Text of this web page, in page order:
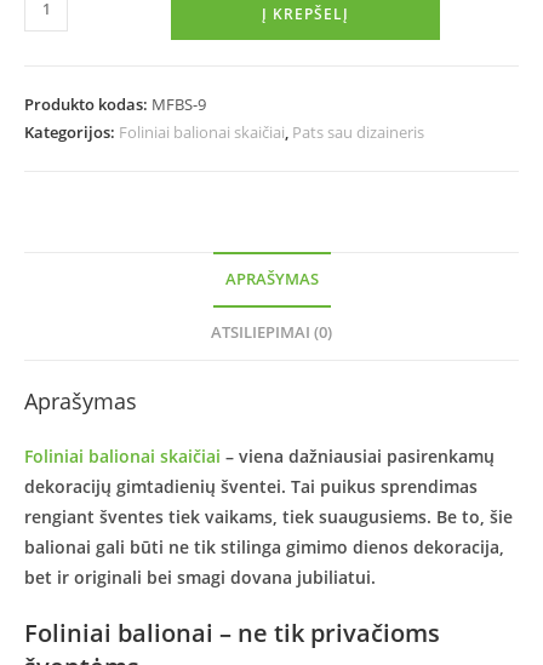
Į KREPŠELĮ
Produkto kodas: MFBS-9
Kategorijos: Foliniai balionai skaičiai, Pats sau dizaineris
APRAŠYMAS
ATSILIEPIMAI (0)
Aprašymas
Foliniai balionai skaičiai – viena dažniausiai pasirenkamų
dekoracijų gimtadienių šventei. Tai puikus sprendimas
rengiant šventes tiek vaikams, tiek suaugusiems. Be to, šie
balionai gali būti ne tik stilinga gimimo dienos dekoracija,
bet ir originali bei smagi dovana jubiliatui.
Foliniai balionai – ne tik privačioms